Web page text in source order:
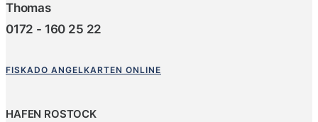
Thomas
0172 - 160 25 22
FISKADO ANGELKARTEN ONLINE
HAFEN ROSTOCK